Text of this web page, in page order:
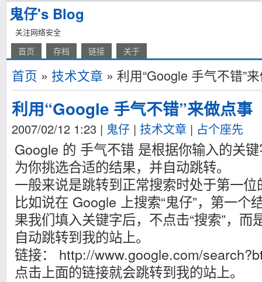
鬼仔's Blog
关注网络安全
首页 存档 链接 关于
首页 » 技术文章 » 利用“Google 手气不错”
利用“Google 手气不错”来做点事
2007/02/12 1:23 | 鬼仔 | 技术文章 | 占个座先
Google 的 手气不错 是根据你输入的关
为你挑选合适的结果，并自动跳转。
一般来说是跳转到正常搜索时处于第一
比如说在 Google 上搜索“鬼仔”，第一个
果我们填入关键字后，不点击“搜索”，而
自动跳转到我的站上。
链接： http://www.google.com/
点击上面的链接就会跳转到我的站上。